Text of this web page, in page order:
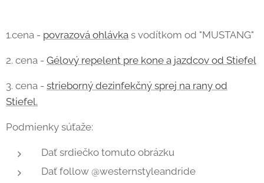
1.cena - povrazová ohlávka s vodítkom od "MUSTANG"
2. cena - Gélový repelent pre kone a jazdcov od Stiefel
3. cena - strieborný dezinfekčný sprej na rany od
Stiefel.
Podmienky súťaže:
Dať srdiečko tomuto obrázku
Dať follow @westernstyleandride